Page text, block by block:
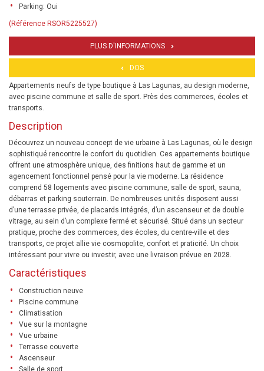
Parking: Oui
(Référence RSOR5225527)
PLUS D'INFORMATIONS
DOS
Appartements neufs de type boutique à Las Lagunas, au design moderne,
avec piscine commune et salle de sport. Près des commerces, écoles et
transports.
Description
Découvrez un nouveau concept de vie urbaine à Las Lagunas, où le design
sophistiqué rencontre le confort du quotidien. Ces appartements boutique
offrent une atmosphère unique, des finitions haut de gamme et un
agencement fonctionnel pensé pour la vie moderne. La résidence
comprend 58 logements avec piscine commune, salle de sport, sauna,
débarras et parking souterrain. De nombreuses unités disposent aussi
d’une terrasse privée, de placards intégrés, d’un ascenseur et de double
vitrage, au sein d’un complexe fermé et sécurisé. Situé dans un secteur
pratique, proche des commerces, des écoles, du centre-ville et des
transports, ce projet allie vie cosmopolite, confort et praticité. Un choix
intéressant pour vivre ou investir, avec une livraison prévue en 2028.
Caractéristiques
Construction neuve
Piscine commune
Climatisation
Vue sur la montagne
Vue urbaine
Terrasse couverte
Ascenseur
Salle de sport